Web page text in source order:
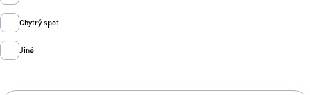
Chytrý spot
Jiné